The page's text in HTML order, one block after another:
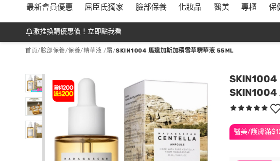
最新會員優惠 屈臣氏獨家 臉部保養 化妝品 醫美 專櫃 保
激推換購優惠價！立即點我看
首頁/臉部保養/保養/精華液 /霜/SKIN1004 馬達加斯加積雪草精華液 55ML
SKIN1004
SKIN1004
醫美/護膚滿